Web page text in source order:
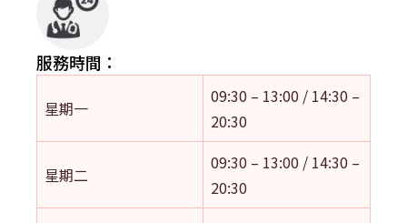
服務時間：
星期一
09:30 – 13:00 / 14:30 –
20:30
星期二
09:30 – 13:00 / 14:30 –
20:30